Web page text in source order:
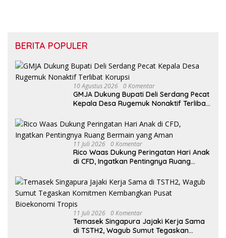
BERITA POPULER
10 Agustus 2026 0 Komentar
GMJA Dukung Bupati Deli Serdang Pecat
Kepala Desa Rugemuk Nonaktif Terlibat
11 Juli 2026 0 Komentar
Rico Waas Dukung Peringatan Hari Anak
di CFD, Ingatkan Pentingnya Ruang
11 Juli 2026 0 Komentar
Temasek Singapura Jajaki Kerja Sama
di TSTH2, Wagub Sumut Tegaskan